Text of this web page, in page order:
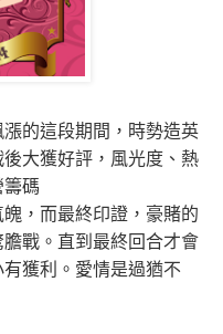
的這段期間，時勢造英
大獲好評，風光度、熱
碼
，而最終印證，豪賭的
戰。直到最終回合才會
獲利。 愛情是過猶不